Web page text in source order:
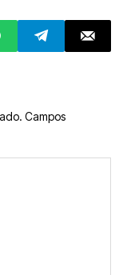
Campos